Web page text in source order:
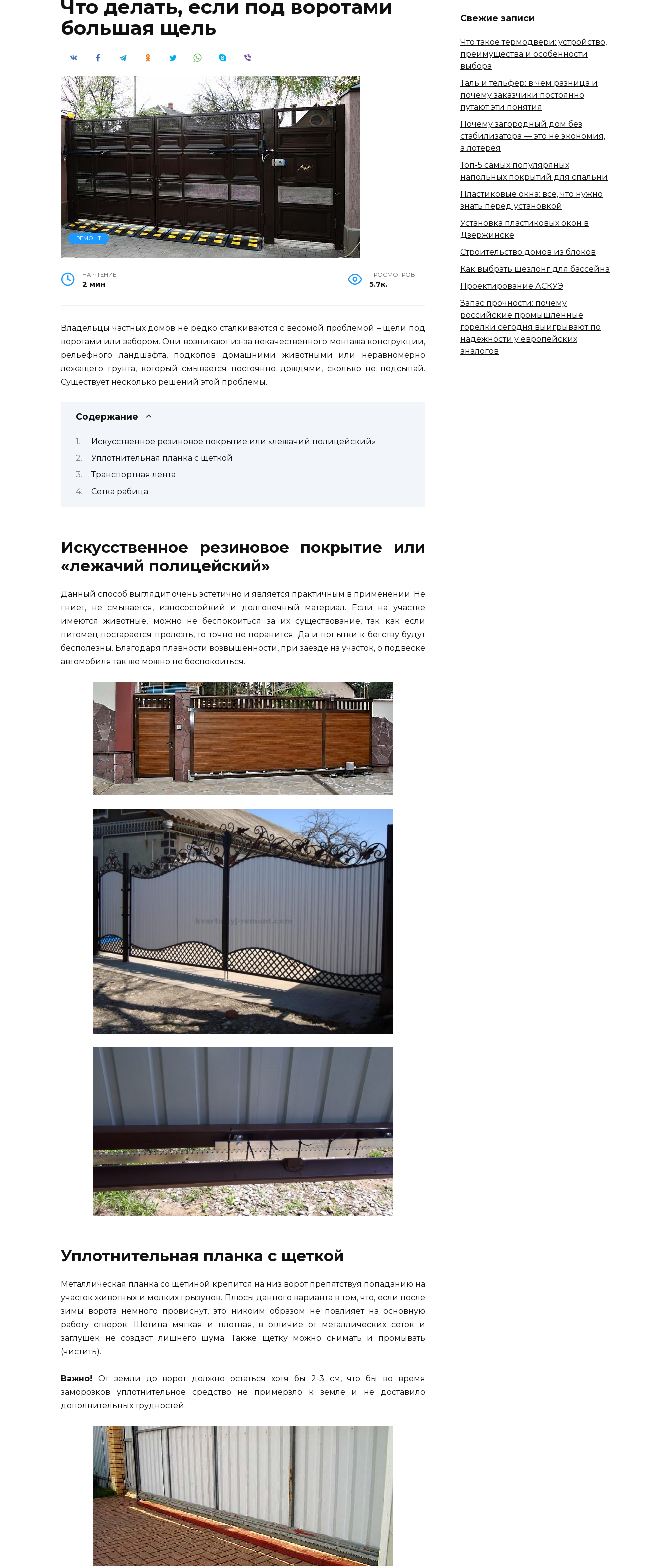
Что делать, если под воротами
большая щель
РЕМОНТ
НА ЧТЕНИЕ
2 мин
ПРОСМОТРОВ
5.7к.
Владельцы частных домов не редко сталкиваются с весомой проблемой – щели под
воротами или забором. Они возникают из-за некачественного монтажа конструкции,
рельефного ландшафта, подкопов домашними животными или неравномерно
лежащего грунта, который смывается постоянно дождями, сколько не подсыпай.
Существует несколько решений этой проблемы.
Содержание
Искусственное резиновое покрытие или «лежачий полицейский»
Уплотнительная планка с щеткой
Транспортная лента
Сетка рабица
Искусственное резиновое покрытие или
«лежачий полицейский»
Данный способ выглядит очень эстетично и является практичным в применении. Не
гниет, не смывается, износостойкий и долговечный материал. Если на участке
имеются животные, можно не беспокоиться за их существование, так как если
питомец постарается пролезть, то точно не поранится. Да и попытки к бегству будут
бесполезны. Благодаря плавности возвышенности, при заезде на участок, о подвеске
автомобиля так же можно не беспокоиться.
Уплотнительная планка с щеткой
Металлическая планка со щетиной крепится на низ ворот препятствуя попаданию на
участок животных и мелких грызунов. Плюсы данного варианта в том, что, если после
зимы ворота немного провиснут, это никоим образом не повлияет на основную
работу створок. Щетина мягкая и плотная, в отличие от металлических сеток и
заглушек не создаст лишнего шума. Также щетку можно снимать и промывать
(чистить).
Важно! От земли до ворот должно остаться хотя бы 2-3 см, что бы во время
заморозков уплотнительное средство не примерзло к земле и не доставило
дополнительных трудностей.
Свежие записи
Что такое термодвери: устройство,
преимущества и особенности
выбора
Таль и тельфер: в чем разница и
почему заказчики постоянно
путают эти понятия
Почему загородный дом без
стабилизатора — это не экономия,
а лотерея
Топ-5 самых популяряных
напольных покрытий для спальни
Пластиковые окна: все, что нужно
знать перед установкой
Установка пластиковых окон в
Дзержинске
Строительство домов из блоков
Как выбрать шезлонг для бассейна
Проектирование АСКУЭ
Запас прочности: почему
российские промышленные
горелки сегодня выигрывают по
надежности у европейских
аналогов